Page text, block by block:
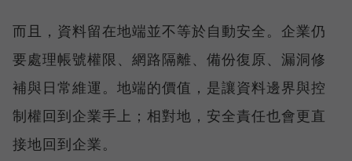
而且，資料留在地端並不等於自動安全。企業仍
要處理帳號權限、網路隔離、備份復原、漏洞修
補與日常維運。地端的價值，是讓資料邊界與控
制權回到企業手上；相對地，安全責任也會更直
接地回到企業。